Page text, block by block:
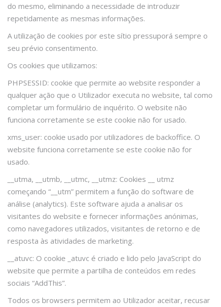
do mesmo, eliminando a necessidade de introduzir
repetidamente as mesmas informações.
A utilização de cookies por este sítio pressuporá sempre o
seu prévio consentimento.
Os cookies que utilizamos:
PHPSESSID: cookie que permite ao website responder a
qualquer ação que o Utilizador executa no website, tal como
completar um formulário de inquérito. O website não
funciona corretamente se este cookie não for usado.
xms_user: cookie usado por utilizadores de backoffice. O
website funciona corretamente se este cookie não for
usado.
__utma, __utmb, __utmc, __utmz: Cookies __ utmz
começando “__utm” permitem a função do software de
análise (analytics). Este software ajuda a analisar os
visitantes do website e fornecer informações anónimas,
como navegadores utilizados, visitantes de retorno e de
resposta às atividades de marketing.
__atuvc: O cookie _atuvc é criado e lido pelo JavaScript do
website que permite a partilha de conteúdos em redes
sociais “AddThis”.
Todos os browsers permitem ao Utilizador aceitar, recusar